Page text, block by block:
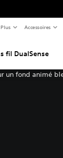
Plus Accessoires
fil DualSense